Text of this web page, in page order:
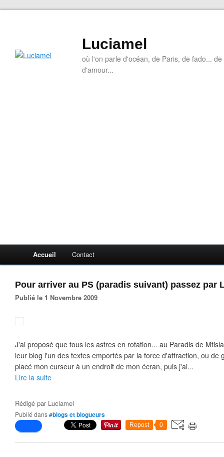
Luciamel
où l'on parle d'océan, de Paris, de fado...
d'amour...
Accueil Contact
Pour arriver au PS (paradis suivant) passez par
Publié le 1 Novembre 2009
J'ai proposé que tous les astres en rotation... au Paradis de
leur blog l'un des textes emportés par la force d'attraction, ou de
placé mon curseur à un endroit de mon écran, puis j'ai...
Lire la suite
Rédigé par Luciamel
Publié dans#blogs et blogueurs
Repost 0